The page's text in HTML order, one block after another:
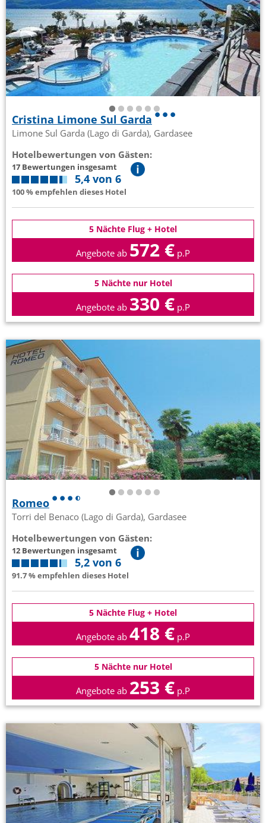
Cristina Limone Sul Garda
Limone Sul Garda (Lago di Garda), Gardasee
Hotelbewertungen von Gästen:
17 Bewertungen insgesamt
5,4 von 6
100 % empfehlen dieses Hotel
5 Nächte Flug + Hotel
Angebote ab 572 € p.P
5 Nächte nur Hotel
Angebote ab 330 € p.P
Romeo
Torri del Benaco (Lago di Garda), Gardasee
Hotelbewertungen von Gästen:
12 Bewertungen insgesamt
5,2 von 6
91.7 % empfehlen dieses Hotel
5 Nächte Flug + Hotel
Angebote ab 418 € p.P
5 Nächte nur Hotel
Angebote ab 253 € p.P